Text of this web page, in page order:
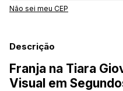
Não sei meu CEP
Descrição
Franja na Tiara
Visual em